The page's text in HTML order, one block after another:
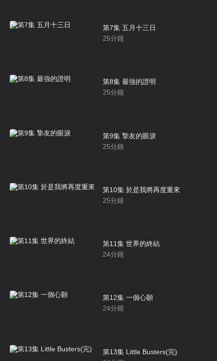
第7集 五月十三日
25分鐘
第8集 最強的證明
25分鐘
第9集 摯友的眼淚
25分鐘
第10集 於是我將再度重來
25分鐘
第11集 世界的終結
24分鐘
第12集 一個心願
24分鐘
第13集 Little Busters(完)